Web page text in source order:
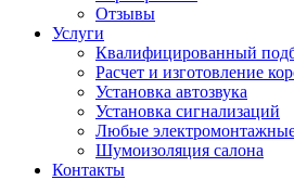
Отзывы
Услуги
Квалифицированный
Расчет и изготовление
Установка автозвука
Установка сигнализаций
Любые
Шумоизоляция салона
Контакты